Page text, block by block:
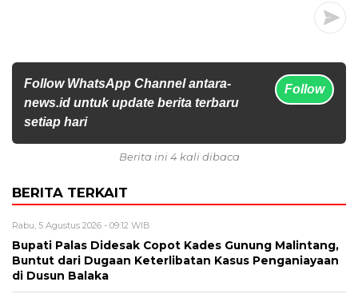
Follow WhatsApp Channel antara-
news.id untuk update berita terbaru
setiap hari
Follow
Berita ini 4 kali dibaca
BERITA TERKAIT
Rabu, 5 Agustus 2026 - 09:12 WIB
Bupati Palas Didesak Copot Kades Gunung Malintang,
Buntut dari Dugaan Keterlibatan Kasus Penganiayaan
di Dusun Balaka